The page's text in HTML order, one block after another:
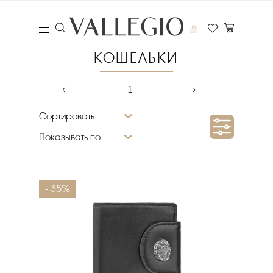
КОШЕЛЬКИ
‹ 1 ›
Сортировать
Показывать по
Сезон
Материал верха
- 35%